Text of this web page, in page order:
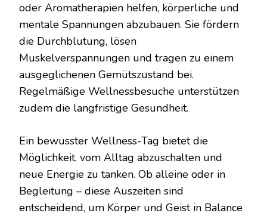
oder Aromatherapien helfen, körperliche und
mentale Spannungen abzubauen. Sie fördern
die Durchblutung, lösen
Muskelverspannungen und tragen zu einem
ausgeglichenen Gemütszustand bei.
Regelmäßige Wellnessbesuche unterstützen
zudem die langfristige Gesundheit.
Ein bewusster Wellness-Tag bietet die
Möglichkeit, vom Alltag abzuschalten und
neue Energie zu tanken. Ob alleine oder in
Begleitung – diese Auszeiten sind
entscheidend, um Körper und Geist in Balance